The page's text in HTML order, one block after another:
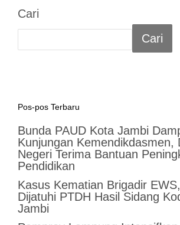
Cari
Cari
Pos-pos Terbaru
Bunda PAUD Kota Jambi
Kunjungan Kemendikdasmen,
Negeri Terima Bantuan
Pendidikan
Kasus Kematian Brigadir
Dijatuhi PTDH Hasil Sidang
Jambi